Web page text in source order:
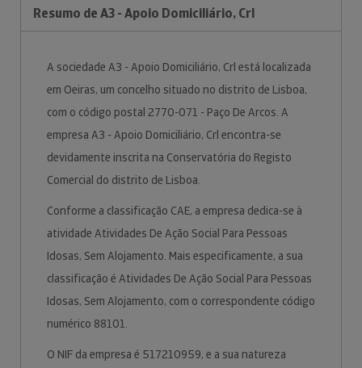
Resumo de A3 - Apoio Domiciliário, Crl
A sociedade A3 - Apoio Domiciliário, Crl está localizada
em Oeiras, um concelho situado no distrito de Lisboa,
com o código postal 2770-071 - Paço De Arcos. A
empresa A3 - Apoio Domiciliário, Crl encontra-se
devidamente inscrita na Conservatória do Registo
Comercial do distrito de Lisboa.
Conforme a classificação CAE, a empresa dedica-se à
atividade Atividades De Ação Social Para Pessoas
Idosas, Sem Alojamento. Mais especificamente, a sua
classificação é Atividades De Ação Social Para Pessoas
Idosas, Sem Alojamento, com o correspondente código
numérico 88101.
O NIF da empresa é 517210959, e a sua natureza